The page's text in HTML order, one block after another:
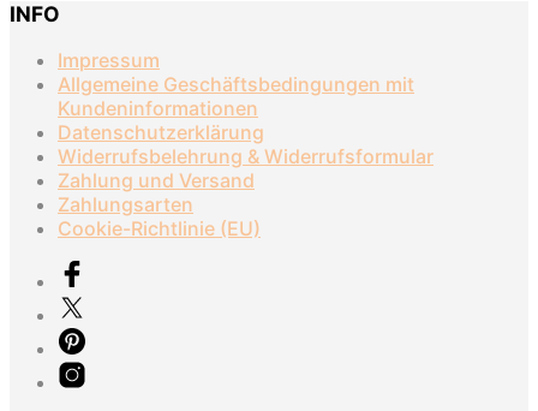
INFO
Impressum
Allgemeine Geschäftsbedingungen mit
Kundeninformationen
Datenschutzerklärung
Widerrufsbelehrung & Widerrufsformular
Zahlung und Versand
Zahlungsarten
Cookie-Richtlinie (EU)